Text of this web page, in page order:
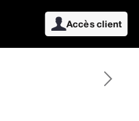
Accès client